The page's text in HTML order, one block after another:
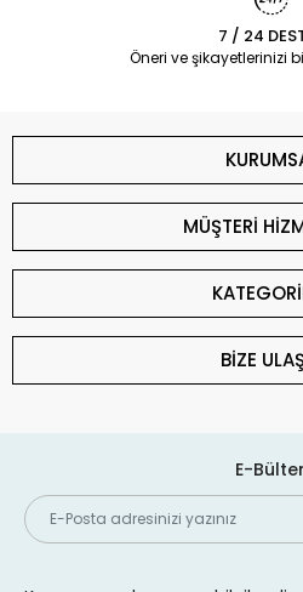
7 / 24
Öneri ve şikayetlerinizi
MÜŞTERİ
BİZE
E-